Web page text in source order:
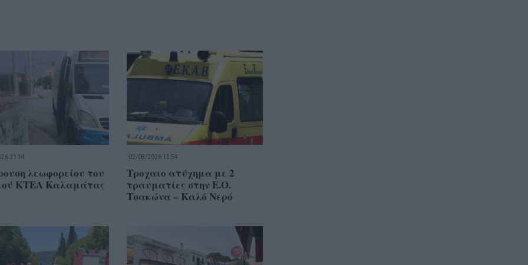
21:14
λεωφορείου του
ΚΤΕΛ Καλαμάτας
02/08/2026 13:54
Τροχαιο ατύχημα με 2
τραυματίες στην Ε.Ο.
Τσακώνα – Καλό Νερό